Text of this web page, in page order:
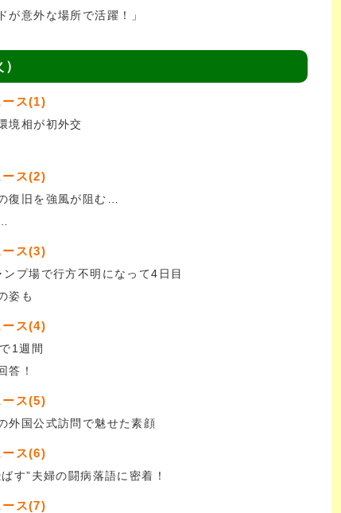
が意外な場所で活躍！」
ース(1)
境相が初外交
ース(2)
復旧を強風が阻む…
ース(3)
ンプ場で行方不明になって4日目
姿も
ース(4)
1週間
答！
ース(5)
外国公式訪問で魅せた素顔
ース(6)
す”夫婦の闘病落語に密着！
ース(7)